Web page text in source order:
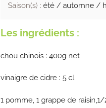
Saison(s) : été / automne /
Les ingrédients :
chou chinois : 400g net
vinaigre de cidre : 5 cl
1 pomme, 1 grappe de